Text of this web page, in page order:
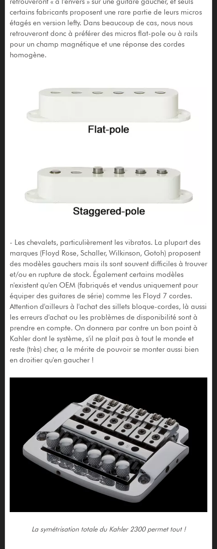
certains fabricants proposent une rare partie de leurs micros
étagés en version lefty. Dans beaucoup de cas, nous nous
retrouveront donc à préférer des micros flat-pole ou à rails
pour un champ magnétique et une réponse des cordes
homogène.
- Les chevalets, particulièrement les vibratos. La plupart des
marques (Floyd Rose, Schaller, Wilkinson, Gotoh) proposent
des modèles gauchers mais ils sont souvent difficiles à trouver
et/ou en rupture de stock. Également certains modèles
n'existent qu'en OEM (fabriqués et vendus uniquement pour
équiper des guitares de série) comme les Floyd 7 cordes.
Attention d'ailleurs à l'achat des sillets bloque-cordes, là aussi
les erreurs d'achat ou les problèmes de disponibilité sont à
prendre en compte. On donnera par contre un bon point à
Kahler dont le système, s'il ne plait pas à tout le monde et
reste (très) cher, a le mérite de pouvoir se monter aussi bien
en droitier qu'en gaucher !
La symétrisation totale du Kahler 2300 permet tout !